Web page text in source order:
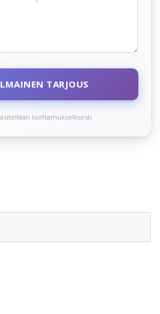
TARJOUS
luottamuksellisesti